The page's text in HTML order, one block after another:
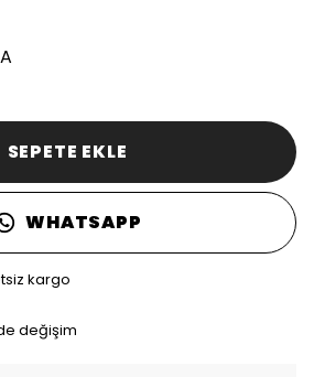
SEPETE EKLE
WHATSAPP
kargo
değişim